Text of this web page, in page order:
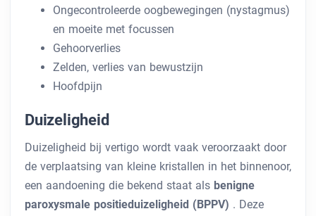
Ongecontroleerde oogbewegingen (nystagmus)
en moeite met focussen
Gehoorverlies
Zelden, verlies van bewustzijn
Hoofdpijn
Duizeligheid
Duizeligheid bij vertigo wordt vaak veroorzaakt door
de verplaatsing van kleine kristallen in het binnenoor,
een aandoening die bekend staat als benigne
paroxysmale positieduizeligheid (BPPV) . Deze